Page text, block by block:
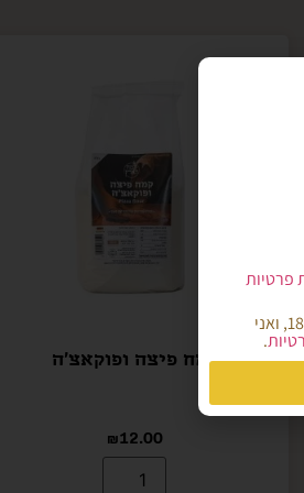
קמח פיצה ופוקאצ'ה
₪12.00
פרטיות
הריני מאשר/ת כי קראתי והבנתי את מדיניות הפרטיות של אתר קמח הארץ, הנני מעל גיל 18, ואני
.